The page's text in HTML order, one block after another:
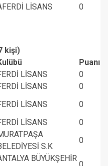
FERDİ LİSANS 0
kişi)
Puanı
LİSANS
0
LİSANS
0
LİSANS
0
LİSANS
0
S.K
0
BÜYÜKŞEHİR
0